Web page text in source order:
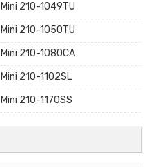
Mini 210-1049TU
Mini 210-1050TU
Mini 210-1080CA
Mini 210-1102SL
Mini 210-1170SS